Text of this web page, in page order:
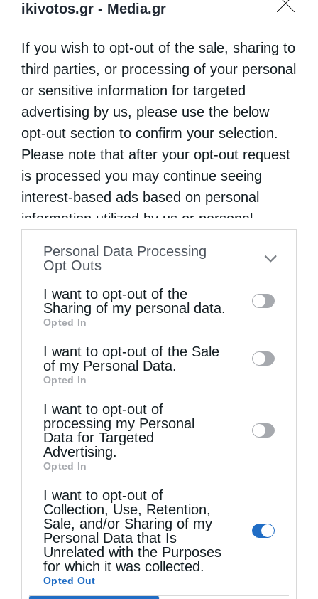
ikivotos.gr - Media.gr
If you wish to opt-out of the sale, sharing to
third parties, or processing of your personal
or sensitive information for targeted
advertising by us, please use the below
opt-out section to confirm your selection.
Please note that after your opt-out request
is processed you may continue seeing
interest-based ads based on personal
information utilized by us or personal
to your opt-out. You may separately opt-out
information by third parties on the IAB’s list
of downstream participants. This
information may also be disclosed by us to
third parties on theIAB’s List of
Downstream Participants
disclose it to other third parties.
Personal Data Processing
Opt Outs
I want to opt-out of the
Sharing of my personal data.
Opted In
I want to opt-out of the Sale
of my Personal Data.
Opted In
I want to opt-out of
processing my Personal
Data for Targeted
Advertising.
Opted In
I want to opt-out of
Collection, Use, Retention,
Sale, and/or Sharing of my
Personal Data that Is
Unrelated with the Purposes
for which it was collected.
Opted Out
Τελευταία άρθρα
Κακό και εκδίκηση
Χειροτονία Διακόνου από τον Αρχιεπίσκοπο
Αυστραλίας στην Ιερά Επισκοπή Χώρας
Δημητριάδος Ιγνάτιος: «Ο Χριστός μάς έδειξε το
μέλλον μας» – Με λαμπρότητα εορτάστηκε στον